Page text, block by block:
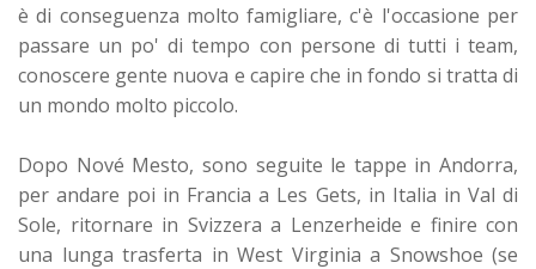
è di conseguenza molto famigliare, c'è l'occasione per
passare un po' di tempo con persone di tutti i team,
conoscere gente nuova e capire che in fondo si tratta di
un mondo molto piccolo.
Dopo Nové Mesto, sono seguite le tappe in Andorra,
per andare poi in Francia a Les Gets, in Italia in Val di
Sole, ritornare in Svizzera a Lenzerheide e finire con
una lunga trasferta in West Virginia a Snowshoe (se